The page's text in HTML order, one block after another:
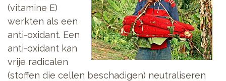
(vitamine E)
werkten als een
anti-oxidant. Een
anti-oxidant kan
vrije radicalen
(stoffen die cellen beschadigen) neutraliseren